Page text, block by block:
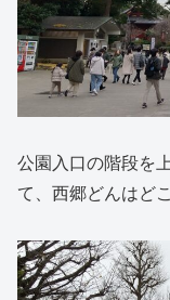
公園入口の階段を
て、西郷どんはど